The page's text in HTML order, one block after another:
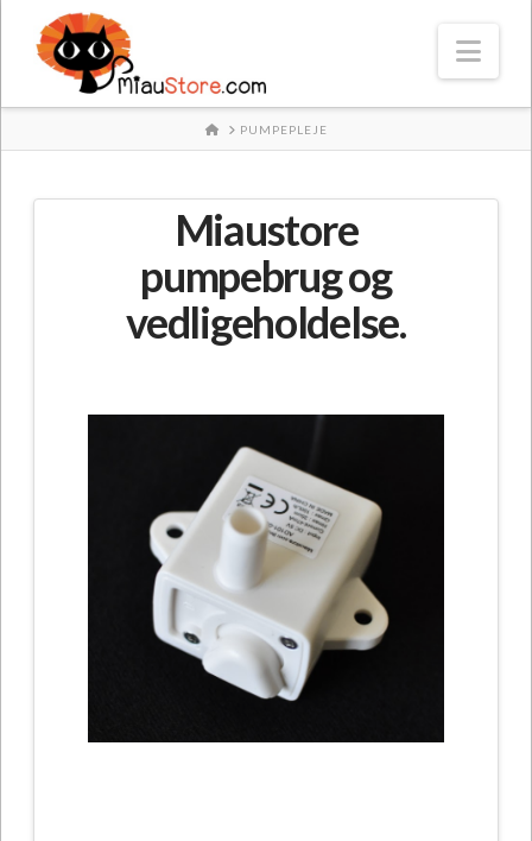
HOMEPUMPEPLEJE
Miaustore
pumpebrug og
vedligeholdelse.